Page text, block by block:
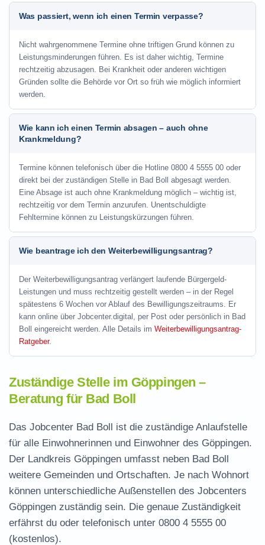
Was passiert, wenn ich einen Termin verpasse?
Nicht wahrgenommene Termine ohne triftigen Grund können zu
Leistungsminderungen führen. Es ist daher wichtig, Termine
rechtzeitig abzusagen. Bei Krankheit oder anderen wichtigen
Gründen sollte die Behörde vor Ort so früh wie möglich informiert
werden.
Wie kann ich einen Termin absagen – auch ohne
Krankmeldung?
Termine können telefonisch über die Hotline 0800 4 5555 00 oder
direkt bei der zuständigen Stelle in Bad Boll abgesagt werden.
Eine Absage ist auch ohne Krankmeldung möglich – wichtig ist,
rechtzeitig vor dem Termin anzurufen. Unentschuldigte
Fehltermine können zu Leistungskürzungen führen.
Wie beantrage ich den Weiterbewilligungsantrag?
Der Weiterbewilligungsantrag verlängert laufende Bürgergeld-
Leistungen und muss rechtzeitig gestellt werden – in der Regel
spätestens 6 Wochen vor Ablauf des Bewilligungszeitraums. Er
kann online über Jobcenter.digital, per Post oder persönlich in Bad
Boll eingereicht werden. Alle Details im Weiterbewilligungsantrag-
Ratgeber.
Zuständige Stelle im Göppingen –
Beratung für Bad Boll
Das Jobcenter Bad Boll ist die zuständige Anlaufstelle
für alle Einwohnerinnen und Einwohner des Göppingen.
Der Landkreis Göppingen umfasst neben Bad Boll
weitere Gemeinden und Ortschaften. Je nach Wohnort
können unterschiedliche Außenstellen des Jobcenters
Göppingen zuständig sein. Die genaue Zuständigkeit
erfährst du oder telefonisch unter 0800 4 5555 00
(kostenlos).